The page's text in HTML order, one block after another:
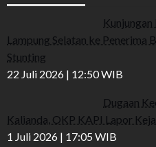
Lampung Selatan ke Penerima
Stunting
22 Juli 2026 | 12:50 WIB
Dugaan
Kalianda, OKP KAPI Lapor
1 Juli 2026 | 17:05 WIB